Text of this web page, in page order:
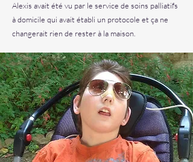
Alexis avait été vu par le service de soins palliatifs
à domicile qui avait établi un protocole et ça ne
changerait rien de rester à la maison.